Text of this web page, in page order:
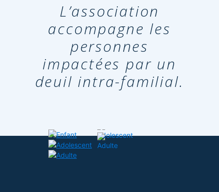
L’association
accompagne les
personnes
impactées par un
deuil intra-familial.